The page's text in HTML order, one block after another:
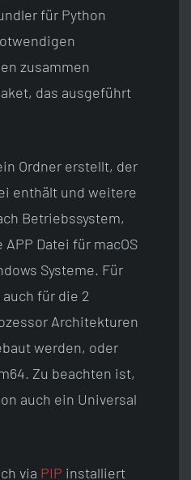
für Python
zusammen
das ausgeführt
Ordner erstellt, der
enthält und weitere
Betriebssystem,
Datei für macOS
Systeme. Für
auch für die 2
Architekturen
werden, oder
Zu beachten ist,
auch ein Universal
via PIP installiert